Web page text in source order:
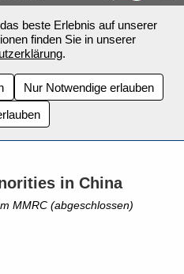
beste Erlebnis auf unserer
finden Sie in unserer
.
Nur Notwendige erlauben
in China
MMRC (abgeschlossen)